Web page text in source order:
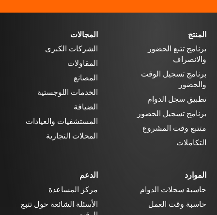
المنتج
برنامج تتبع الحضور
والانصراف
برنامج تسجيل الوقت
والحضور
تطبيق سجل الدوام
برنامج تسجيل الحضور
متتبع وقت المشروع
التكاملات
المجالات
الشركات الكبرى
المقاولات
المصانع
الخدمات اللوجستية
الضيافة
المستشفيات والعيادات
المحلات التجارية
الموارد
حاسبة سجلات الدوام
حاسبة وقت العمل
الدعم
مركز المساعدة
الأسئلة الشائعة حول تتبع